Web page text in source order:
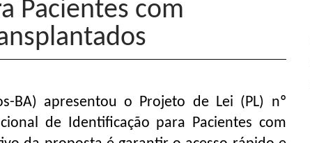
Pacientes com
BA) apresentou o Projeto de Lei (PL) nº
de Identificação para Pacientes com